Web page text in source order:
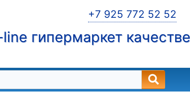
+7 925 772 52 52
гипермаркет